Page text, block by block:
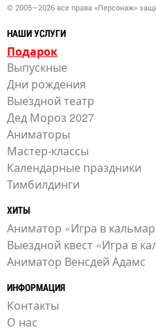
© 2005—2026 все права «Персонаж»
НАШИ УСЛУГИ
Подарок
Выпускные
Дни рождения
Выездной театр
Дед Мороз 2027
Аниматоры
Мастер-классы
Календарные праздники
Тимбилдинги
ХИТЫ
Аниматор «Игра в
Выездной квест «Игра в
Аниматор Венсдей Адамс
ИНФОРМАЦИЯ
Контакты
О нас